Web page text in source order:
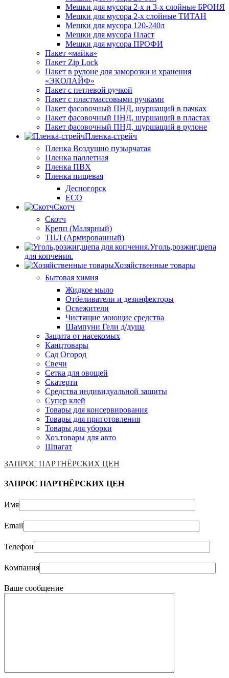
Мешки для мусора 2-х и 3-х слойные БРОНЯ
Мешки для мусора 2-х слойные ТИТАН
Мешки для мусора 120-240л
Мешки для мусора Пласт
Мешки для мусора ПРОФИ
Пакет «майка»
Пакет Zip Lock
Пакет в рулоне для заморозки и хранения
«ЭКОЛАЙФ»
Пакет с петлевой ручкой
Пакет с пластмассовыми ручками
Пакет фасовочный ПНД, шуршащий в пачках
Пакет фасовочный ПНД, шуршащий в пластах
Пакет фасовочный ПНД, шуршащий в рулоне
Пленка-стрейч
Пленка Воздушно пузырчатая
Пленка паллетная
Пленка ПВХ
Пленка пищевая
Десногорск
ECO
Скотч
Скотч
Крепп (Малярный)
ТПЛ (Армированный)
Уголь,розжиг,щепа
для копчения.
Хозяйственные товары
Бытовая химия
Жидкое мыло
Отбеливатели и дезинфекторы
Освежители
Чистящие моющие средства
Шампуни Гели д/душа
Защита от насекомых
Канцтовары
Сад Огород
Свечи
Сетка для овощей
Скатерти
Средства индивидуальной защиты
Супер клей
Товары для консервирования
Товары для приготовления
Товары для уборки
Хоз.товары для авто
Шпагат
ЗАПРОС ПАРТНЁРСКИХ ЦЕН
ЗАПРОС ПАРТНЁРСКИХ ЦЕН
Имя
Email
Телефон
Компания
Ваше сообщение